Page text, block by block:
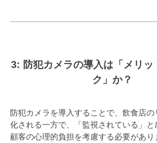
3: 防犯カメラの導入は「メリッ
ク」か？
防犯カメラを導入することで、飲食店
化される一方で、「監視されている」
顧客の心理的負担を考慮する必要があり